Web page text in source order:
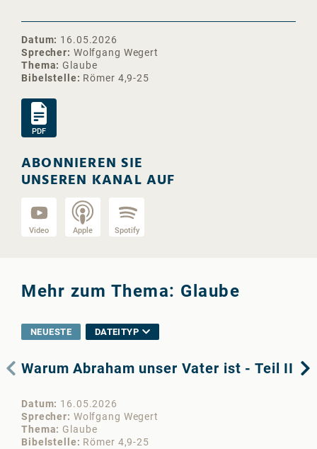
Datum
16.05.2026
Sprecher
Wolfgang Wegert
Thema
Glaube
Bibelstelle
Römer 4,9-25
PDF
ABONNIEREN SIE
UNSEREN KANAL AUF
Video Apple Spotify
Mehr zum Thema: Glaube
NEUESTE DATEITYP
Warum Abraham unser Vater ist - Teil II
Datum
16.05.2026
Sprecher
Wolfgang Wegert
Thema
Glaube
Bibelstelle
Römer 4,9-25